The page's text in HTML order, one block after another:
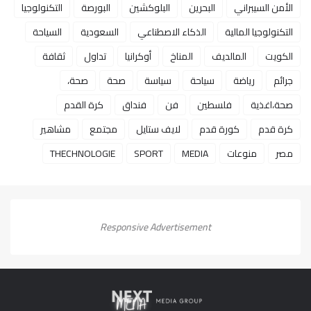
الأمن السيبراني البحرين البلوكشين البورصة
التكنولوجيا
التكنولوجيا المالية
الذكاء الاصطناعي السعودية
السياحة
الكويت
المالديف المناخ أوكرانيا تداول
ثقافة
جرائم
رياضة سياحة سياسة صحة
صحة،
صحة،اغذية
فلسطين فن فنداق
كرة القدم
كرة قدم
كورة قدم لايف ستايل مجتمع
مشاهير
مصر
منوعات MEDIA
SPORT
THECHNOLOGIE
Responsive Advertisement